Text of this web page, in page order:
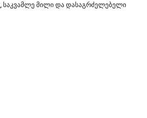
,ᲡᲐᲙᲕᲐᲛᲚᲔ ᲛᲘᲚᲘ ᲓᲐ ᲓᲐᲡᲐᲒᲠᲫᲔᲚᲔᲑᲔᲚᲘ